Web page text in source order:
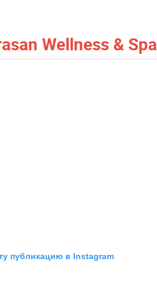
Wellness & Spa
публикацию в Instagram